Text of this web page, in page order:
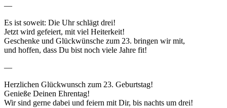
—
Es ist soweit: Die Uhr schlägt drei!
Jetzt wird gefeiert, mit viel Heiterkeit!
Geschenke und Glückwünsche zum 23. bringen wir mit,
und hoffen, dass Du bist noch viele Jahre fit!
—
Herzlichen Glückwunsch zum 23. Geburtstag!
Genieße Deinen Ehrentag!
Wir sind gerne dabei und feiern mit Dir, bis nachts um drei!